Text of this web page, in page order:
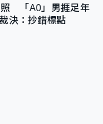
照 「A0」男捱足年
決：抄錯標點